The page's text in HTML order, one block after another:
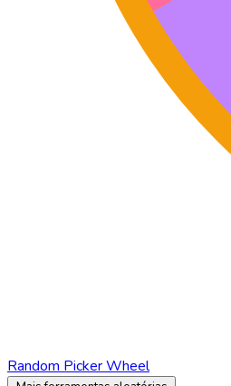
Random Picker Wheel